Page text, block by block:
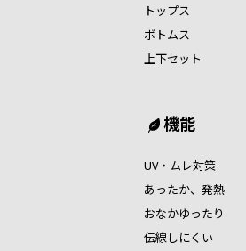
トップス
ボトムス
上下セット
機能
UV・ムレ対策
あったか、発熱
おなかゆったり
伝線しにくい